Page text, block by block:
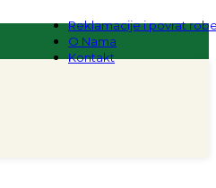
Reklamacije i povrat
O Nama
Kontakt